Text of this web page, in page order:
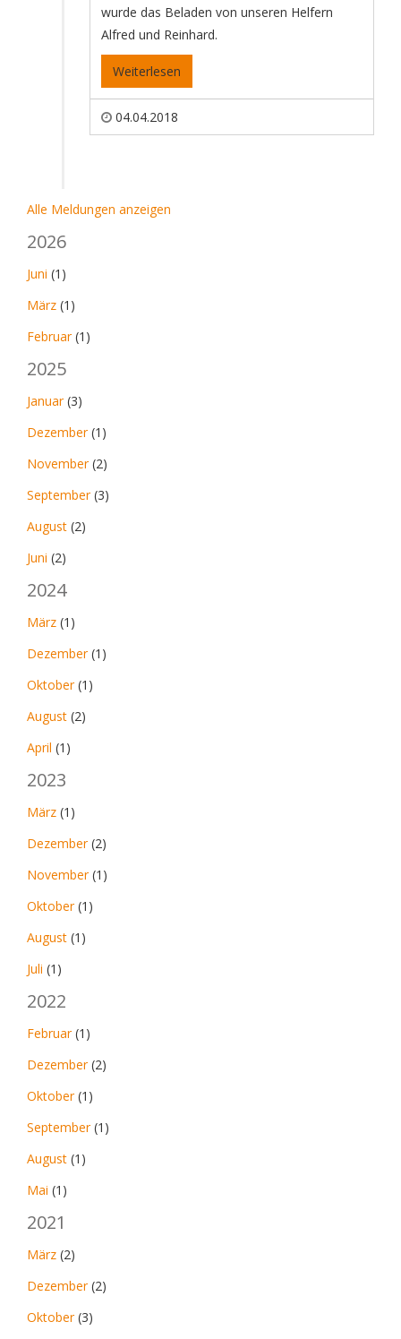
wurde das Beladen von unseren Helfern
Alfred und Reinhard.
Weiterlesen
04.04.2018
Alle Meldungen anzeigen
2026
Juni (1)
März (1)
Februar(1)
2025
Januar(3)
Dezember(1)
November(2)
September(3)
August (2)
Juni (2)
2024
März (1)
Dezember(1)
Oktober(1)
August (2)
April (1)
2023
März (1)
Dezember(2)
November(1)
Oktober(1)
August (1)
Juli (1)
2022
Februar(1)
Dezember(2)
Oktober(1)
September(1)
August (1)
Mai (1)
2021
März (2)
Dezember(2)
Oktober(3)